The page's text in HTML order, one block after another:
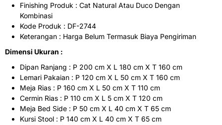
Finishing Produk : Cat Natural Atau Duco Dengan
Kombinasi
Kode Produk : DF-2744
Keterangan : Harga Belum Termasuk Biaya Pengiriman
Dimensi Ukuran :
Dipan Ranjang : P 200 cm X L 180 cm X T 160 cm
Lemari Pakaian : P 120 cm X L 50 cm X T 160 cm
Meja Rias : P 160 cm X L 50 cm X T 110 cm
Cermin Rias : P 110 cm X L 5 cm X T 120 cm
Meja Bed Side : P 50 cm X L 40 cm X T 65 cm
Kursi Stool : P 140 cm X L 40 cm X T 65 cm